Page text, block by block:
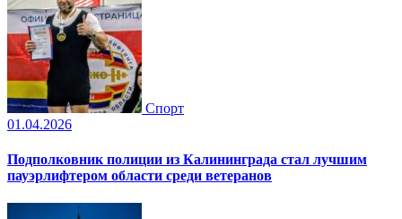
Спорт
01.04.2026
Подполковник полиции из Калининграда стал лучшим
пауэрлифтером области среди ветеранов